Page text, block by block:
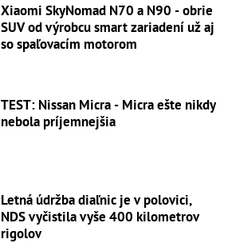
Xiaomi SkyNomad N70 a N90 - obrie
SUV od výrobcu smart zariadení už aj
so spaľovacím motorom
TEST: Nissan Micra - Micra ešte nikdy
nebola príjemnejšia
Letná údržba diaľnic je v polovici,
NDS vyčistila vyše 400 kilometrov
rigolov